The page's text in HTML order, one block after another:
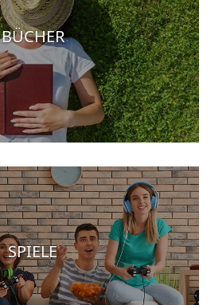
BÜCHER
SPIELE